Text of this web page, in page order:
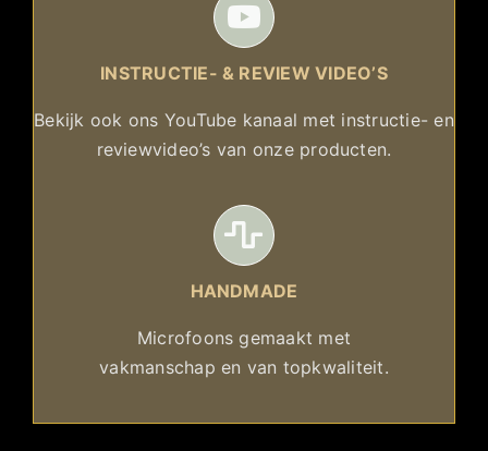
INSTRUCTIE- & REVIEW VIDEO’S
Bekijk ook ons YouTube kanaal met instructie- en
reviewvideo’s van onze producten.
HANDMADE
Microfoons gemaakt met
vakmanschap en van topkwaliteit.